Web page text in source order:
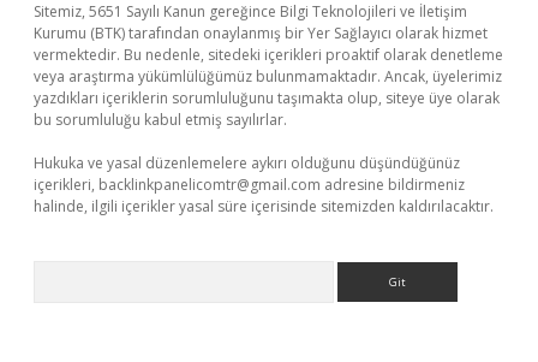
Sitemiz, 5651 Sayılı Kanun gereğince Bilgi Teknolojileri ve İletişim
Kurumu (BTK) tarafından onaylanmış bir Yer Sağlayıcı olarak hizmet
vermektedir. Bu nedenle, sitedeki içerikleri proaktif olarak denetleme
veya araştırma yükümlülüğümüz bulunmamaktadır. Ancak, üyelerimiz
yazdıkları içeriklerin sorumluluğunu taşımakta olup, siteye üye olarak
bu sorumluluğu kabul etmiş sayılırlar.
Hukuka ve yasal düzenlemelere aykırı olduğunu düşündüğünüz
içerikleri, backlinkpanelicomtr@gmail.com adresine bildirmeniz
halinde, ilgili içerikler yasal süre içerisinde sitemizden kaldırılacaktır.